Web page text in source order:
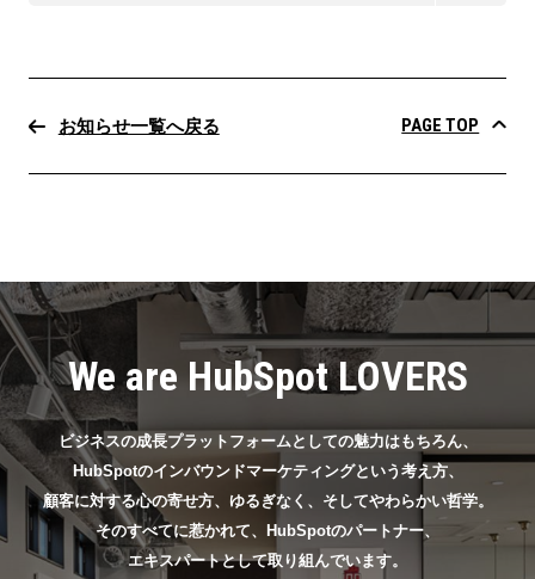
お知らせ一覧へ戻る PAGE TOP
We are HubSpot LOVERS
ビジネスの成長プラットフォームとしての魅力はもちろん、
HubSpotのインバウンドマーケティングという考え方、
顧客に対する心の寄せ方、ゆるぎなく、そしてやわらかい哲学。
そのすべてに惹かれて、HubSpotのパートナー、
エキスパートとして取り組んでいます。